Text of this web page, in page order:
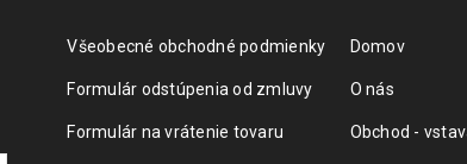
Všeobecné obchodné podmienky
Formulár odstúpenia od zmluvy
Formulár na vrátenie tovaru
Domov
O nás
Obchod -